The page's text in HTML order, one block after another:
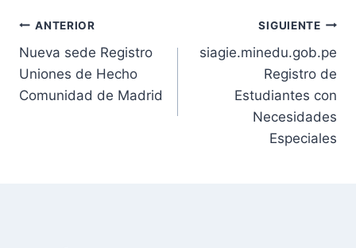
N
a
v
ANTERIOR
Nueva sede Registro
Uniones de Hecho
Comunidad de Madrid
SIGUIENTE
siagie.minedu.gob.pe
Registro de
Estudiantes con
Necesidades
Especiales